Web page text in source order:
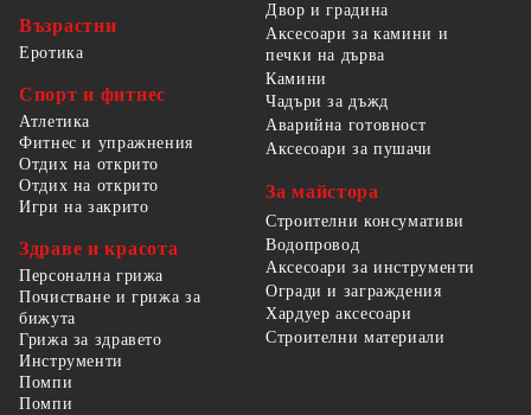
Възрастни
Еротика
Спорт и фитнес
Атлетика
Фитнес и упражнения
Отдих на открито
Отдих на открито
Игри на закрито
Здраве и красота
Персонална грижа
Почистване и грижа за
бижута
Грижа за здравето
Двор и градина
Аксесоари за камини и
печки на дърва
Камини
Чадъри за дъжд
Аварийна готовност
Аксесоари за пушачи
За майстора
Строителни консумативи
Водопровод
Аксесоари за инструменти
Огради и заграждения
Хардуер аксесоари
Строителни материали
Инструменти
Помпи
Помпи